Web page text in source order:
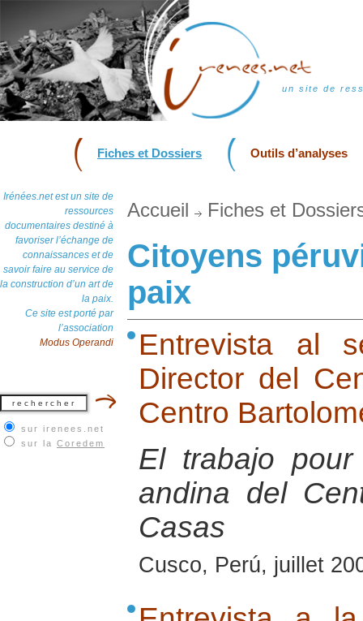
un site de
Fiches et Dossiers Outils d’analyses
Irénées.net est un site de
ressources
documentaires destiné à
favoriser l’échange de
connaissances et de
savoir faire au service de
la construction d’un art de
la paix.
Ce site est porté par
l’association
Modus Operandi
sur irenees.net
sur la Coredem
Accueil Fiches et
Citoyens
paix
Entrevista al
Director del
Centro
El trabajo
andina del
Casas
Cusco, Perú, juillet